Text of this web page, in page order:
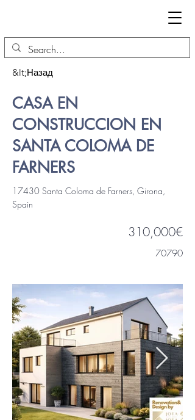
&lt;Назад
CASA EN
CONSTRUCCION EN
SANTA COLOMA DE
FARNERS
17430 Santa Coloma de Farners, Girona,
Spain
310,000€
70790